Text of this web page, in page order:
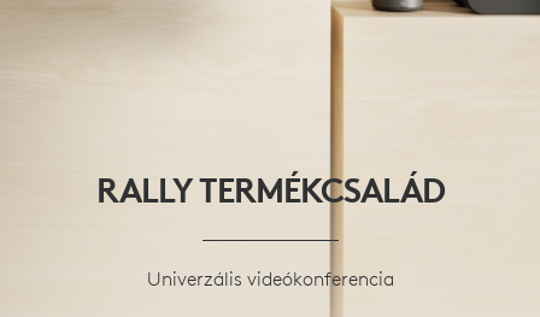
RALLY TERMÉKCSALÁD
Univerzális videókonferencia